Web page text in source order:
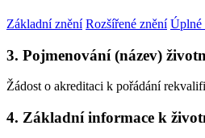
Základní znění Rozšířené znění Úplné
3. Pojmenování (název)
Žádost o akreditaci k pořádání
4. Základní informace k